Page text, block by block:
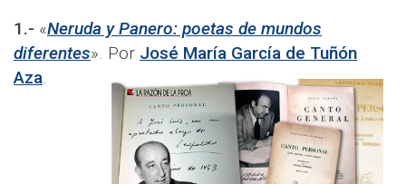
1.- «Neruda y Panero: poetas de mundos
diferentes». Por José María García de Tuñón
Aza.